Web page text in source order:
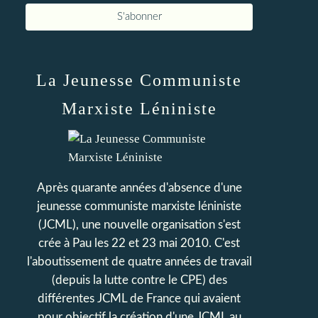
La Jeunesse Communiste
Marxiste Léniniste
Après quarante années d'absence d'une
jeunesse communiste marxiste léniniste
(JCML), une nouvelle organisation s'est
crée à Pau les 22 et 23 mai 2010. C'est
l'aboutissement de quatre années de travail
(depuis la lutte contre le CPE) des
différentes JCML de France qui avaient